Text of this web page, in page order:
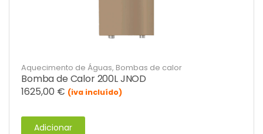
Aquecimento de Águas, Bombas de calor
Bomba de Calor 200L JNOD
1625,00 € (iva incluído)
Adicionar